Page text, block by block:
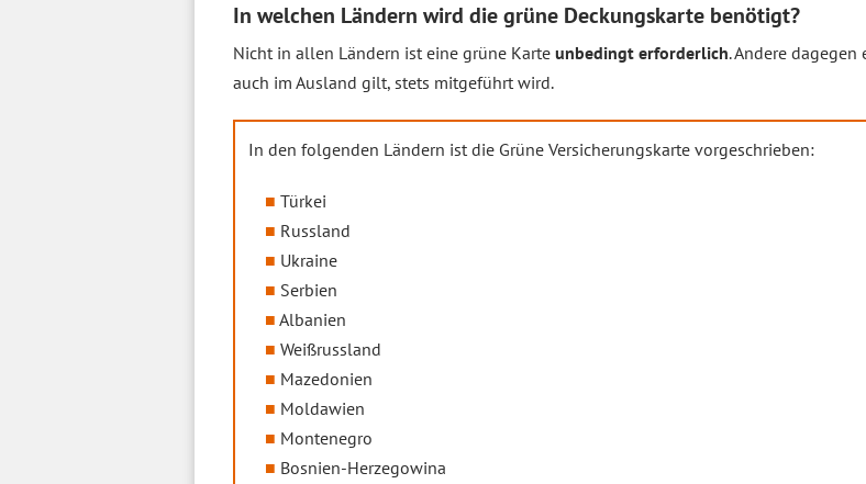
In welchen Ländern wird die grüne Deckungskarte benötigt?
Nicht in allen Ländern ist eine grüne Karte unbedingt erforderlich. Andere
auch im Ausland gilt, stets mitgeführt wird.
In den folgenden Ländern ist die Grüne Versicherungskarte vorgeschrieben:
Türkei
Russland
Ukraine
Serbien
Albanien
Weißrussland
Mazedonien
Moldawien
Montenegro
Bosnien-Herzegowina